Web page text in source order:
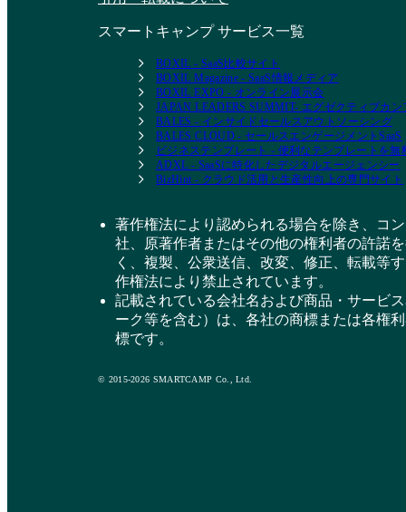
スマートキャンプ サービス一覧
BOXIL - SaaS比較サイト
BOXIL Magazine - SaaS情報メディア
BOXIL EXPO - オンライン展示会
JAPAN LEADERS SUMMIT- エグゼクティブカン
BALES - インサイドセールスアウトソーシング
BALES CLOUD - セールスエンゲージメントSaaS
ビジネステンプレート - 便利なテンプレートを無
ADXL - SaaSに特化したデジタルエージェンシー
BizHint - クラウド活用と生産性向上の専門サイト
著作権法により認められる場合を除き、コ
社、原著作者またはその他の権利者の許諾
く、複製、公衆送信、改変、修正、転載等
作権法により禁止されています。
記載されている会社名および商品・サービ
ーク等を含む）は、各社の商標または各権
標です。
© 2015-2026 SMARTCAMP Co., Ltd.